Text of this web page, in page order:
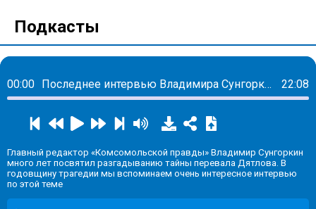
Подкасты
00:00 Последнее интервью Владимира Сунгоркина о перевале Дятлова: «Эту тайну невозможно объяснить» 22:08
Главный редактор «Комсомольской правды» Владимир Сунгоркин
много лет посвятил разгадыванию тайны перевала Дятлова. В
годовщину трагедии мы вспоминаем очень интересное интервью
по этой теме